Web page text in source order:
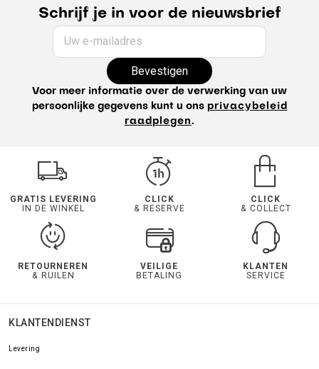
Schrijf je in voor de nieuwsbrief
Uw e-mailadres
Bevestigen
Voor meer informatie over de verwerking van uw
persoonlijke gegevens kunt u ons privacybeleid
raadplegen.
GRATIS LEVERING
IN DE WINKEL
CLICK
& RESERVE
CLICK
& COLLECT
RETOURNEREN
& RUILEN
VEILIGE
BETALING
KLANTEN
SERVICE
KLANTENDIENST
Levering